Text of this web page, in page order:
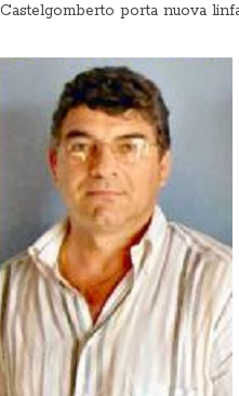
Castelgomberto porta nuova